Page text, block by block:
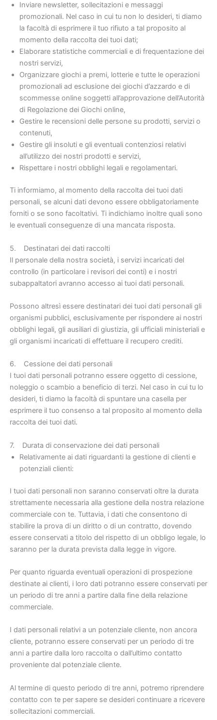
Inviare newsletter, sollecitazioni e messaggi
promozionali. Nel caso in cui tu non lo desideri, ti diamo
la facoltà di esprimere il tuo rifiuto a tal proposito al
momento della raccolta dei tuoi dati;
Elaborare statistiche commerciali e di frequentazione dei
nostri servizi,
Organizzare giochi a premi, lotterie e tutte le operazioni
promozionali ad esclusione dei giochi d’azzardo e di
scommesse online soggetti all’approvazione dell’Autorità
di Regolazione dei Giochi online,
Gestire le recensioni delle persone su prodotti, servizi o
contenuti,
Gestire gli insoluti e gli eventuali contenziosi relativi
all’utilizzo dei nostri prodotti e servizi,
Rispettare i nostri obblighi legali e regolamentari.
Ti informiamo, al momento della raccolta dei tuoi dati
personali, se alcuni dati devono essere obbligatoriamente
forniti o se sono facoltativi. Ti indichiamo inoltre quali sono
le eventuali conseguenze di una mancata risposta.
5. Destinatari dei dati raccolti
Il personale della nostra società, i servizi incaricati del
controllo (in particolare i revisori dei conti) e i nostri
subappaltatori avranno accesso ai tuoi dati personali.
Possono altresì essere destinatari dei tuoi dati personali gli
organismi pubblici, esclusivamente per rispondere ai nostri
obblighi legali, gli ausiliari di giustizia, gli ufficiali ministeriali e
gli organismi incaricati di effettuare il recupero crediti.
6. Cessione dei dati personali
I tuoi dati personali potranno essere oggetto di cessione,
noleggio o scambio a beneficio di terzi. Nel caso in cui tu lo
desideri, ti diamo la facoltà di spuntare una casella per
esprimere il tuo consenso a tal proposito al momento della
raccolta dei tuoi dati.
7. Durata di conservazione dei dati personali
Relativamente ai dati riguardanti la gestione di clienti e
potenziali clienti:
I tuoi dati personali non saranno conservati oltre la durata
strettamente necessaria alla gestione della nostra relazione
commerciale con te. Tuttavia, i dati che consentono di
stabilire la prova di un diritto o di un contratto, dovendo
essere conservati a titolo del rispetto di un obbligo legale, lo
saranno per la durata prevista dalla legge in vigore.
Per quanto riguarda eventuali operazioni di prospezione
destinate ai clienti, i loro dati potranno essere conservati per
un periodo di tre anni a partire dalla fine della relazione
commerciale.
I dati personali relativi a un potenziale cliente, non ancora
cliente, potranno essere conservati per un periodo di tre
anni a partire dalla loro raccolta o dall’ultimo contatto
proveniente dal potenziale cliente.
Al termine di questo periodo di tre anni, potremo riprendere
contatto con te per sapere se desideri continuare a ricevere
sollecitazioni commerciali.